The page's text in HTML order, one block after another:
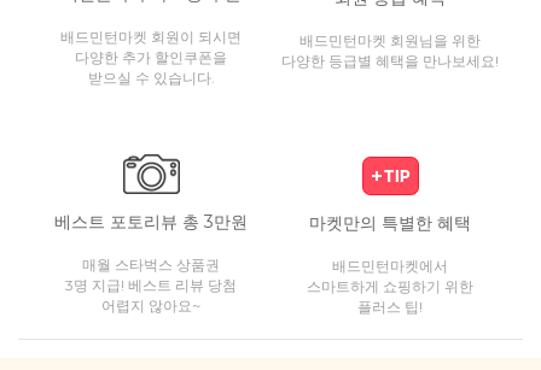
배드민턴마켓 회원이 되시면
다양한 추가 할인쿠폰을
받으실 수 있습니다.
배드민턴마켓 회원님을 위한
다양한 등급별 혜택을 만나보세요!
베스트 포토리뷰 총 3만원
매월 스타벅스 상품권
3명 지급! 베스트 리뷰 당첨
어렵지 않아요~
마켓만의 특별한 혜택
배드민턴마켓에서
스마트하게 쇼핑하기 위한
플러스 팁!